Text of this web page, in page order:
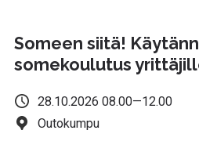
Someen siitä!
somekoulutus
28.10.2026 08.00—12.00
Outokumpu